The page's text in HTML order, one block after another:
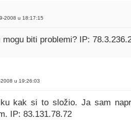
2008 u 18:17:15
biti problemi? IP:
u 19:26:03
kak si to složio. Ja sam
IP: 83.131.78.72